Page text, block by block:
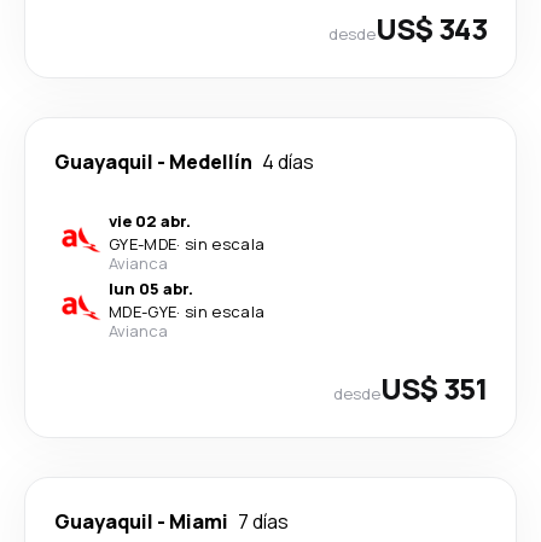
desdeUS$ 343
Guayaquil - Medellín 4 días
vie 02 abr.
GYE-MDE· sin escala
Avianca
lun 05 abr.
MDE-GYE· sin escala
Avianca
desdeUS$ 351
Guayaquil - Miami 7 días